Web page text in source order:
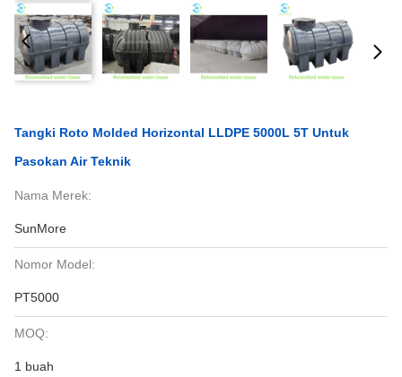
Tangki Roto Molded Horizontal LLDPE 5000L 5T Untuk
Pasokan Air Teknik
Nama Merek:
SunMore
Nomor Model:
PT5000
MOQ:
1 buah